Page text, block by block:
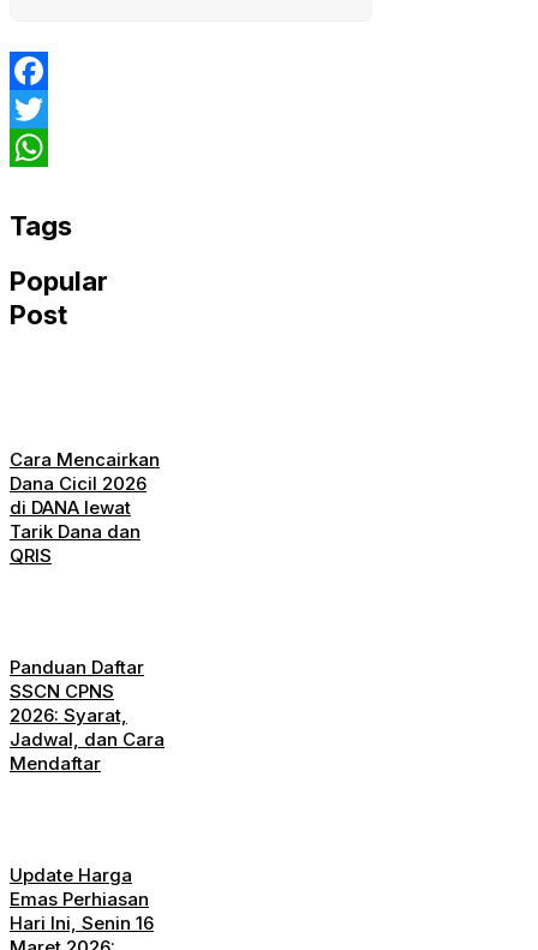
Facebook
Twitter
Tags
Popular
Post
Cara Mencairkan
Dana Cicil 2026
di DANA lewat
Tarik Dana dan
QRIS
Panduan Daftar
SSCN CPNS
2026: Syarat,
Jadwal, dan Cara
Mendaftar
Update Harga
Emas Perhiasan
Hari Ini, Senin 16